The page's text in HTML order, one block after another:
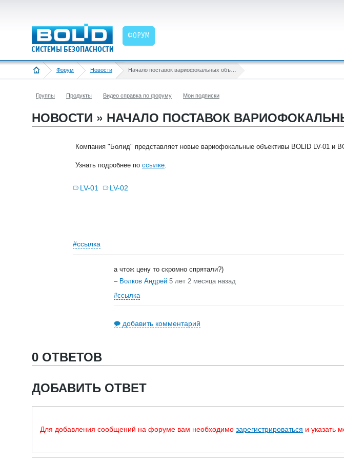
ФОРУМ
Форум Новости
Группы Продукты Видео справка по форуму Мои подписки
НОВОСТИ » НАЧАЛО ПОСТАВОК
Компания "Болид" представляет новые вариофокальные объективы BOLID LV-01 и
Узнать подробнее по ссылке.
LV-01 LV-02
#ссылка
а чтож цену то скромно спрятали?)
– Волков Андрей 5 лет 2 месяца назад
#ссылка
добавить комментарий
0 ОТВЕТОВ
ДОБАВИТЬ ОТВЕТ
Для добавления сообщений на форуме вам необходимо зарегистрироваться и указать